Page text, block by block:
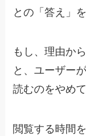
との「答え」
もし、理由か
と、ユーザー
読むのをやめ
閲覧する時間